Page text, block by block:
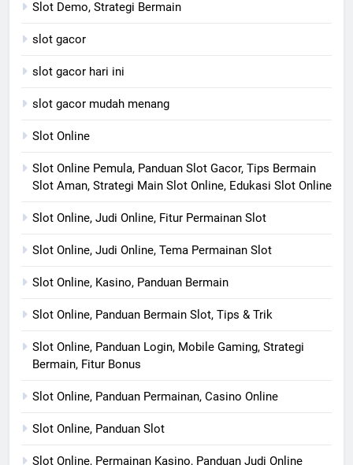
Slot Demo, Strategi Bermain
slot gacor
slot gacor hari ini
slot gacor mudah menang
Slot Online
Slot Online Pemula, Panduan Slot Gacor, Tips Bermain
Slot Aman, Strategi Main Slot Online, Edukasi Slot Online
Slot Online, Judi Online, Fitur Permainan Slot
Slot Online, Judi Online, Tema Permainan Slot
Slot Online, Kasino, Panduan Bermain
Slot Online, Panduan Bermain Slot, Tips & Trik
Slot Online, Panduan Login, Mobile Gaming, Strategi
Bermain, Fitur Bonus
Slot Online, Panduan Permainan, Casino Online
Slot Online, Panduan Slot
Slot Online, Permainan Kasino, Panduan Judi Online